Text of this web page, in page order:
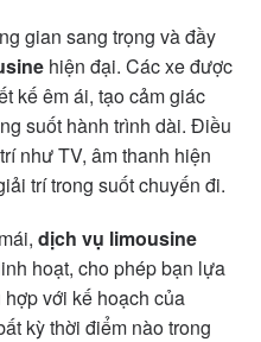
gian sang trọng và đầy
hiện đại. Các xe được
kế êm ái, tạo cảm giác
suốt hành trình dài. Điều
như TV, âm thanh hiện
trí trong suốt chuyến đi.
dịch vụ limousine
hoạt, cho phép bạn lựa
với kế hoạch của
kỳ thời điểm nào trong